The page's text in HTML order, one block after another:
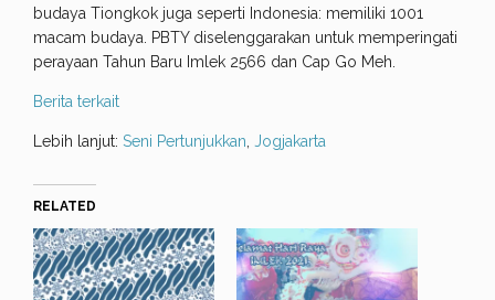
budaya Tiongkok juga seperti Indonesia: memiliki 1001
macam budaya. PBTY diselenggarakan untuk memperingati
perayaan Tahun Baru Imlek 2566 dan Cap Go Meh.
Berita terkait
Lebih lanjut: Seni Pertunjukkan Jogjakarta
RELATED